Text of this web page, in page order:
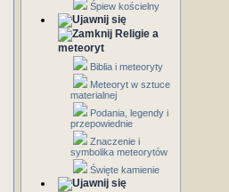
Śpiew kościelny
Religie a
meteoryt
Biblia i meteoryty
Meteoryt w sztuce
materialnej
Podania, legendy i
przepowiednie
Znaczenie i
symbolika meteorytów
Święte kamienie